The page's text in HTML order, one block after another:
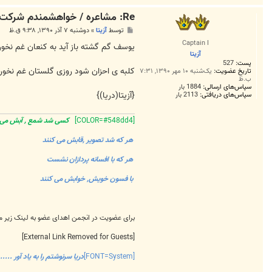
F
A
L
Captain I
آزیتا
پست: 527
تاریخ عضویت: یک‌شنبه ۱۰ مهر ۱۳۹۰, ۷:۳۱
ب.ظ
سپاس‌های ارسالی: 1884 بار
سپاس‌های دریافتی: 2113 بار
Re: مشاعره / خواهشمندم شرکت بفرماييد.
ت
توسطآزیتا»دوشنبه ۷ آذر ۱۳۹۰, ۹:۳۸ ق.ظ
یوسف گم گشته باز آید به کنعان غم
کلبه ی احزان شود روزی گلستان غم نخور
{آزیتا(دریا)}
[COLOR=#548dd4]
کسی شد شمع , آبش می
هر که شد تصویر ,قابش می کنند
هر که با افسانه پردازان نشست
با فسون خویش, خوابش می کنند
برای عضویت در انجمن اهدای عضو به لینک زیر
[External Link Removed for Guests]
[FONT=System]
دریا سرنوشتم را به یاد آور